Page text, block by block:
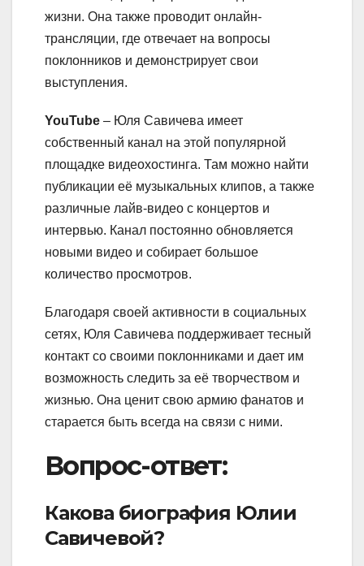
жизни. Она также проводит онлайн-
трансляции, где отвечает на вопросы
поклонников и демонстрирует свои
выступления.
YouTube – Юля Савичева имеет
собственный канал на этой популярной
площадке видеохостинга. Там можно найти
публикации её музыкальных клипов, а также
различные лайв-видео с концертов и
интервью. Канал постоянно обновляется
новыми видео и собирает большое
количество просмотров.
Благодаря своей активности в социальных
сетях, Юля Савичева поддерживает тесный
контакт со своими поклонниками и дает им
возможность следить за её творчеством и
жизнью. Она ценит свою армию фанатов и
старается быть всегда на связи с ними.
Вопрос-ответ:
Какова биография Юлии
Савичевой?